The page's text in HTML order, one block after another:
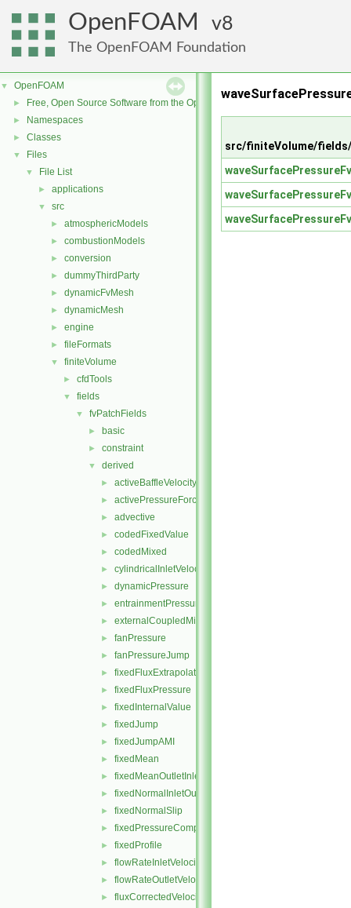
OpenFOAM 8
The OpenFOAM Foundation
▼ OpenFOAM
► Free, Open Source Software from the OpenFOAM Foundation
► Namespaces
► Classes
▼ Files
▼ File List
► applications
▼ src
► atmosphericModels
► combustionModels
► conversion
► dummyThirdParty
► dynamicFvMesh
► dynamicMesh
► engine
► fileFormats
▼ finiteVolume
► cfdTools
▼ fields
▼ fvPatchFields
► basic
► constraint
▼ derived
► activeBaffleVelocity
► activePressureForceBaffleVelocity
► advective
► codedFixedValue
► codedMixed
► cylindricalInletVelocity
► dynamicPressure
► entrainmentPressure
► externalCoupledMixed
► fanPressure
► fanPressureJump
► fixedFluxExtrapolatedPressure
► fixedFluxPressure
► fixedInternalValue
► fixedJump
► fixedJumpAMI
► fixedMean
► fixedMeanOutletInlet
► fixedNormalInletOutletVelocity
► fixedNormalSlip
► fixedPressureCompressibleDensity
► fixedProfile
► flowRateInletVelocity
► flowRateOutletVelocity
► fluxCorrectedVelocity
src/finiteVolume/